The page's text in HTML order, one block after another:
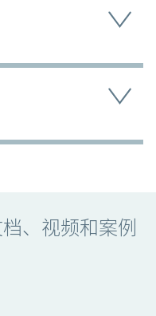
、视频和案例